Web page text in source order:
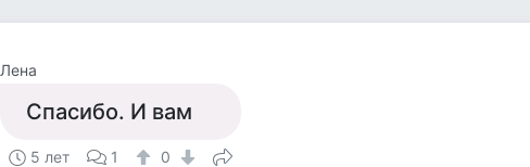
Лена
Спасибо. И вам
5 лет 1 0